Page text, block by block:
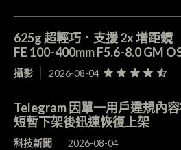
625g 超輕巧．支援 2x 增距
FE 100-400mm F5.6-8.0 GM
攝影 2026-08-04
Telegram 因單一用戶違規內
短暫下架後迅速恢復上架
科技新聞 2026-08-04